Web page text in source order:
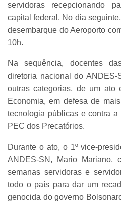
servidoras recepcionando
capital federal. No dia
desembarque do Aeroporto
10h.
Na sequência, docentes
diretoria nacional do ANDES-
outras categorias, de um ato
Economia, em defesa de
tecnologia públicas e contra
PEC dos Precatórios.
Durante o ato, o 1º vice-
ANDES-SN, Mario Mariano,
semanas servidoras e
todo o país para dar um
genocida do governo